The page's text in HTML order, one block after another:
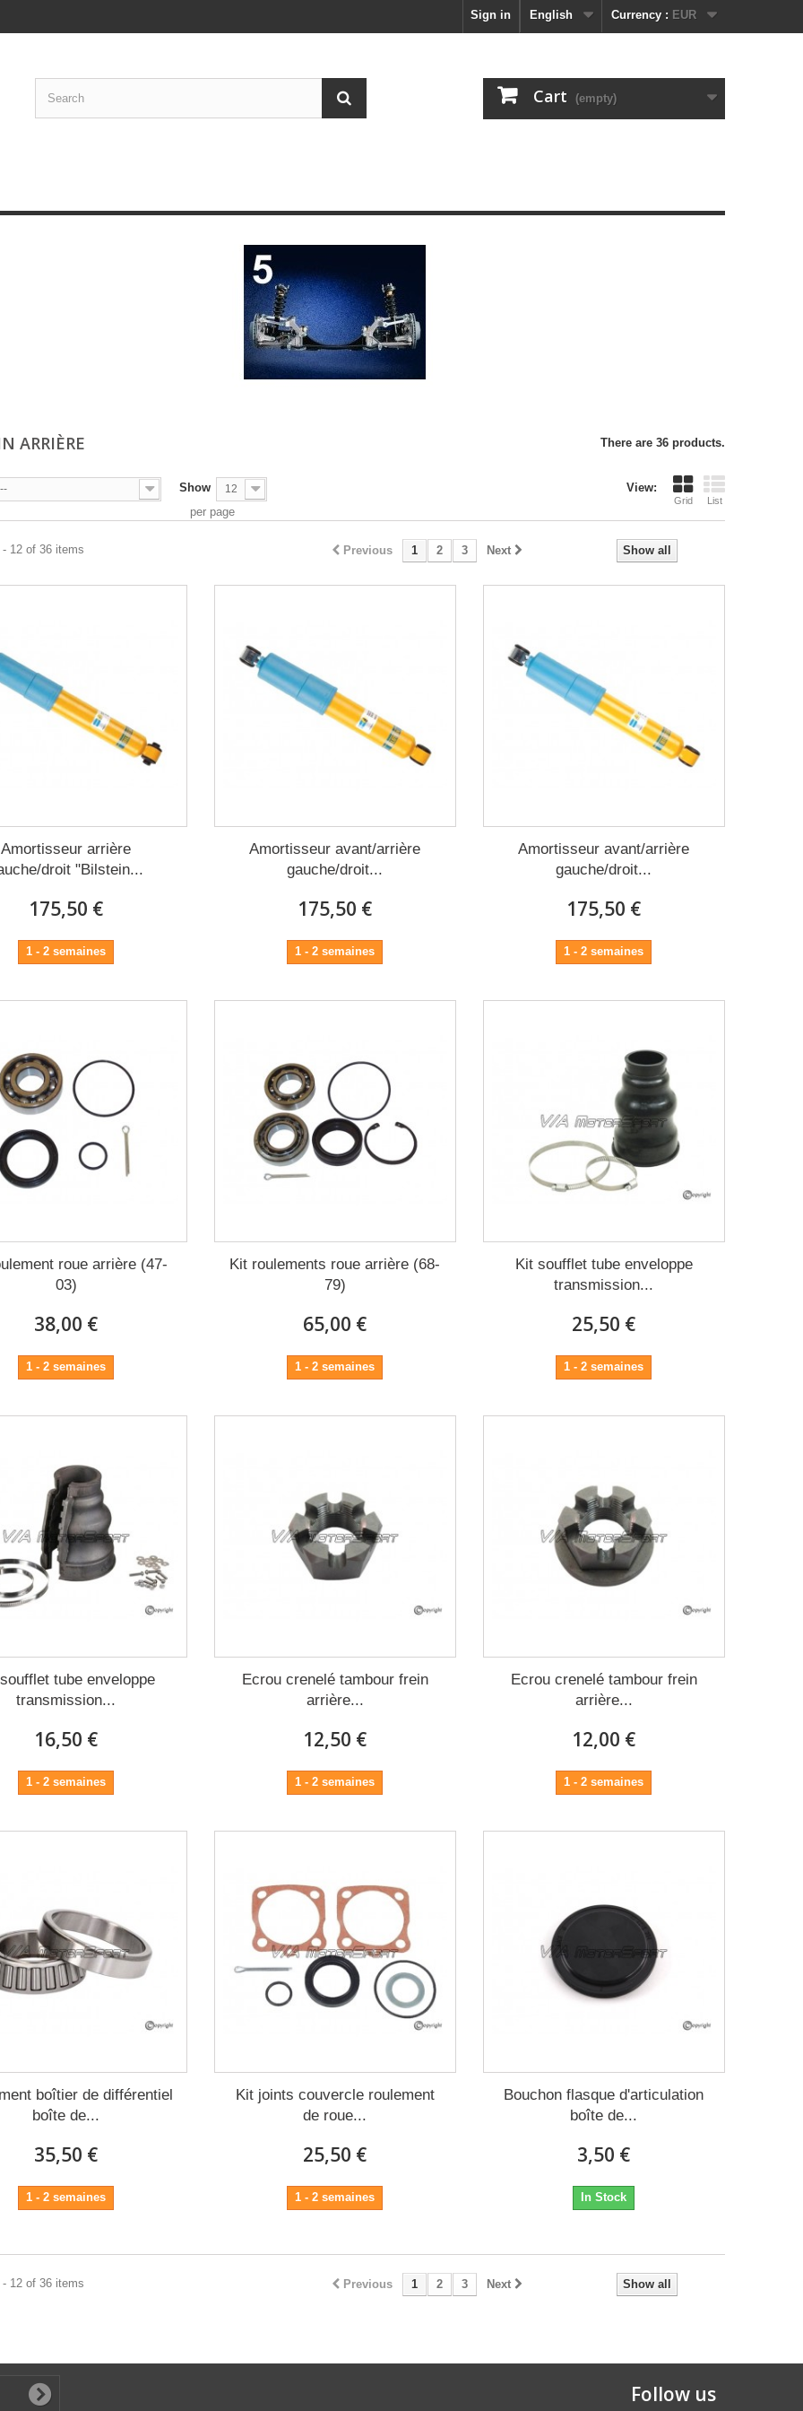
Currency : EUR
English
Sign in
Cart (empty)
ARRIÈRE There are 36 products.
View:
Grid List
-- Show 12
per page
Show all
Previous 1 2 3 Next
12 of 36 items
Amortisseur arrière
droit "Bilstein...
175,50 €
1 - 2 semaines
Amortisseur avant/arrière
gauche/droit...
175,50 €
1 - 2 semaines
Amortisseur avant/arrière
gauche/droit...
175,50 €
1 - 2 semaines
roue arrière (47-
03)
38,00 €
1 - 2 semaines
Kit roulements roue arrière (68-
79)
65,00 €
1 - 2 semaines
Kit soufflet tube enveloppe
transmission...
25,50 €
1 - 2 semaines
tube enveloppe
transmission...
16,50 €
1 - 2 semaines
Ecrou crenelé tambour frein
arrière...
12,50 €
1 - 2 semaines
Ecrou crenelé tambour frein
arrière...
12,00 €
1 - 2 semaines
boîtier de différentiel
boîte de...
35,50 €
1 - 2 semaines
Kit joints couvercle roulement
de roue...
25,50 €
1 - 2 semaines
Bouchon flasque d'articulation
boîte de...
3,50 €
In Stock
Show all
Previous 1 2 3 Next
12 of 36 items
Follow us